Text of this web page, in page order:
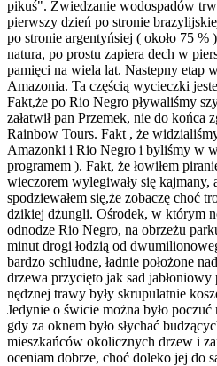
pikuś". Zwiedzanie wodospadów
pierwszy dzień po stronie
po stronie argentyńsiej ( około 75
natura, po prostu zapiera dech w
pamięci na wiela lat. Nastepny etap
Amazonia. Ta częścią wycieczki
Fakt,że po Rio Negro pływaliśmy
załatwił pan Przemek, nie do końca
Rainbow Tours. Fakt , że
Amazonki i Rio Negro i byliśmy w
programem ). Fakt, że łowiłem
wieczorem wylegiwały się kajmany,
spodziewałem się,że zobaczę choć
dzikiej dżungli. Ośrodek, w którym
odnodze Rio Negro, na obrzeżu
minut drogi łodzią od
bardzo schludne, ładnie położone
drzewa przycięto jak sad jabłoniowy
nędznej trawy były skrupulatnie
Jedynie o świcie można było
gdy za oknem było słychać
mieszkańców okolicznych drzew i
oceniam dobrze, choć doleko jej do